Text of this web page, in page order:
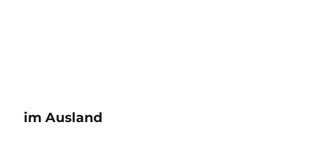
im Ausland